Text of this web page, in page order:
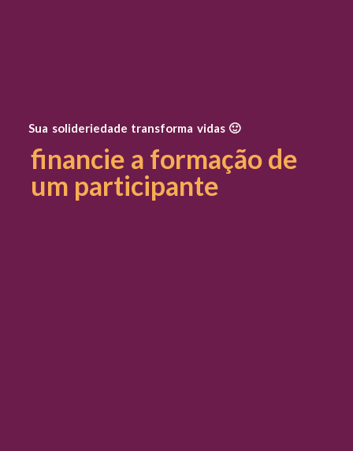
Sua solideriedade transforma vidas 🙂
financie a formação de
um participante